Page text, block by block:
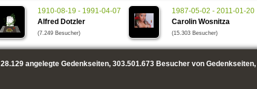
1910-08-19 - 1991-04-07
Alfred Dotzler
(7.249 Besucher)
1987-05-02 - 2011-01-20
Carolin Wosnitza
(15.303 Besucher)
28.129angelegte Gedenkseiten, 303.501.673Besucher von Gedenkseiten,